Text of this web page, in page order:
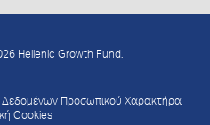
Hellenic Growth Fund.
Δεδομένων Προσωπικού Χαρακτήρα
Cookies